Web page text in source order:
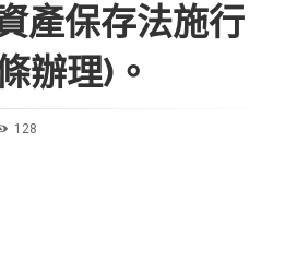
產保存法施行
辦理)。
128